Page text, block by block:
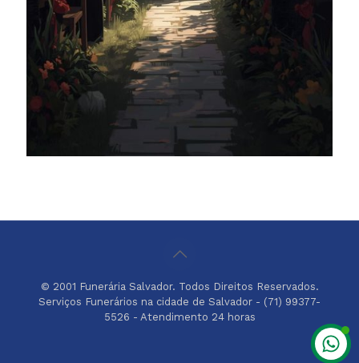
© 2001 Funerária Salvador. Todos Direitos Reservados.
Serviços Funerários na cidade de Salvador - (71) 99377-
5526 - Atendimento 24 horas